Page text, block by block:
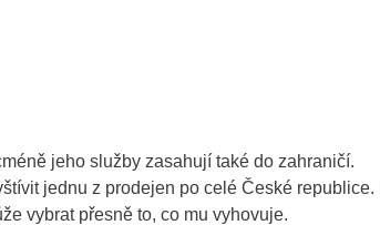
jeho služby zasahují také do zahraničí.
jednu z prodejen po celé České republice.
vybrat přesně to, co mu vyhovuje.